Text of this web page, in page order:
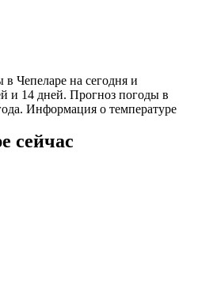
Чепеларе на сегодня и
и 14 дней. Прогноз погоды в
Информация о температуре
сейчас